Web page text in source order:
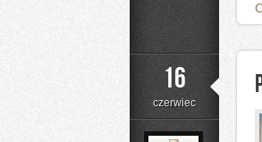
16
czerwiec